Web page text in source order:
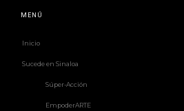
MENÚ
Inicio
Sucede en Sinaloa
Súper-Acción
EmpoderARTE